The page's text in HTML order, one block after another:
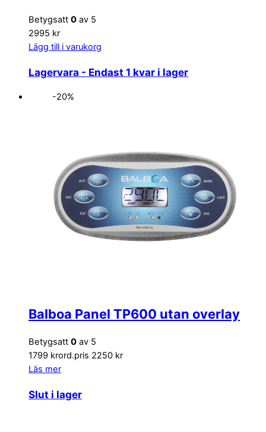
Betygsatt 0 av 5
2995 kr
Lägg till i varukorg
Lagervara - Endast 1 kvar i lager
-20%
Balboa Panel TP600 utan overlay
Betygsatt 0 av 5
1799 krord.pris 2250 kr
Läs mer
Slut i lager